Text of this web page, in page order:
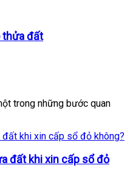
thửa đất
trong những bước quan
đất khi xin cấp sổ đỏ